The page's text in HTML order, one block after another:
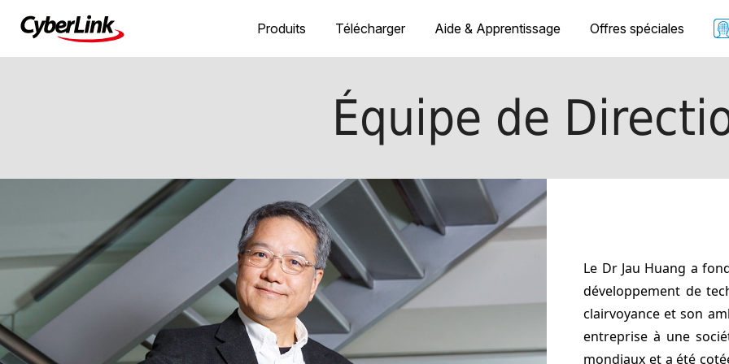
Produits Télécharger Aide & Apprentissage Offres spéciales
Équipe de
Le Dr Jau Huang a
développement de
clairvoyance et son
entreprise à une
mondiaux et a été